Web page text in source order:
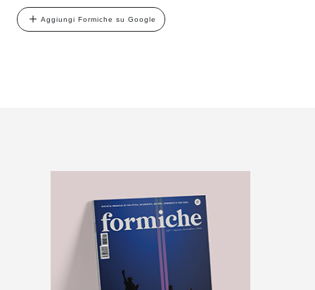
Aggiungi Formiche su Google